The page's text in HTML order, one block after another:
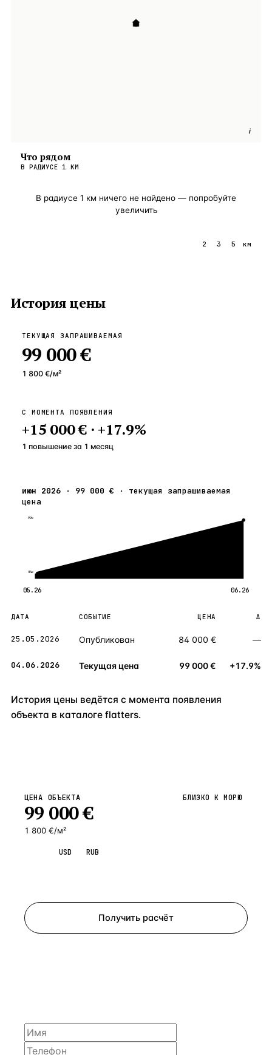
i
Что рядом
В РАДИУСЕ 1 КМ
В радиусе 1 км ничего не найдено — попробуйте
увеличить
2 3 5 км
История цены
ТЕКУЩАЯ ЗАПРАШИВАЕМАЯ
99 000 €
1 800 €/м²
С МОМЕНТА ПОЯВЛЕНИЯ
+15 000 €· +17.9%
1 повышение за 1 месяц
июн 2026 · 99 000 € · текущая запрашиваемая
цена
99к
84к
05.26 06.26
ДАТА СОБЫТИЕ ЦЕНА Δ
25.05.2026 Опубликован 84 000 € —
04.06.2026 Текущая цена 99 000 € +17.9%
История цены ведётся с момента появления
объекта в каталоге flatters.
ЦЕНА ОБЪЕКТА
99 000€
1 800 €/м²
БЛИЗКО К МОРЮ
USD RUB
Получить расчёт